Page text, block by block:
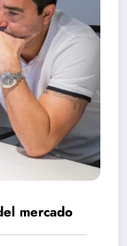
mercado